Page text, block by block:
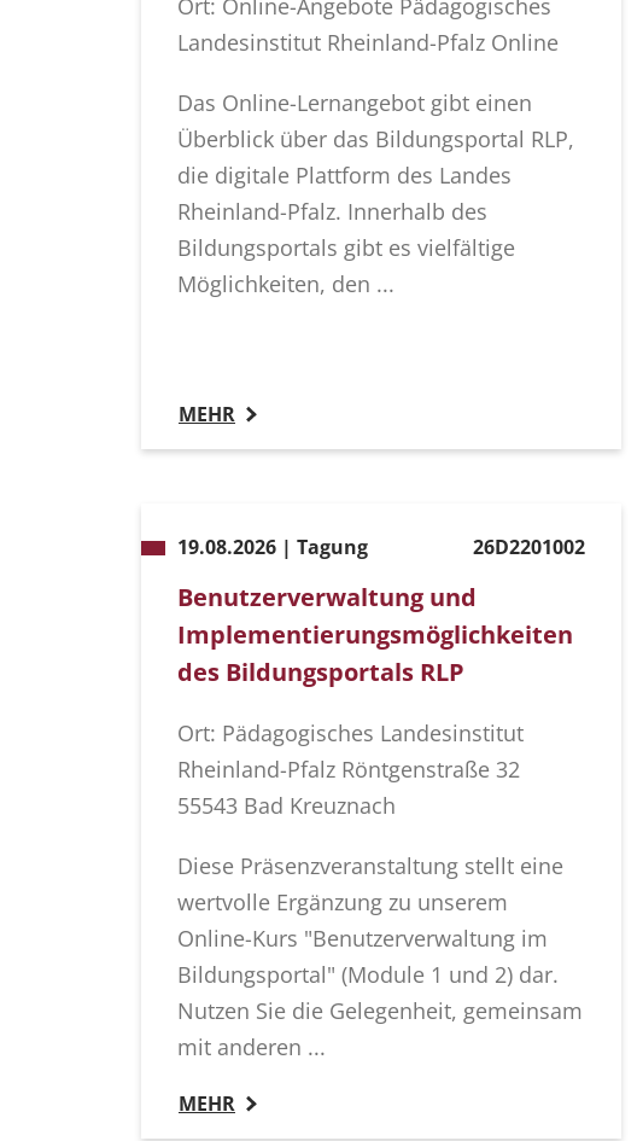
Ort: Online-Angebote Pädagogisches
Landesinstitut Rheinland-Pfalz Online
Das Online-Lernangebot gibt einen
Überblick über das Bildungsportal RLP,
die digitale Plattform des Landes
Rheinland-Pfalz. Innerhalb des
Bildungsportals gibt es vielfältige
Möglichkeiten, den ...
MEHR
19.08.2026 | Tagung 26D2201002
Benutzerverwaltung und
Implementierungsmöglichkeiten
des Bildungsportals RLP
Ort: Pädagogisches Landesinstitut
Rheinland-Pfalz Röntgenstraße 32
55543 Bad Kreuznach
Diese Präsenzveranstaltung stellt eine
wertvolle Ergänzung zu unserem
Online-Kurs "Benutzerverwaltung im
Bildungsportal" (Module 1 und 2) dar.
Nutzen Sie die Gelegenheit, gemeinsam
mit anderen ...
MEHR